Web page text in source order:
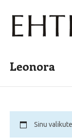
Leonora
Sinu